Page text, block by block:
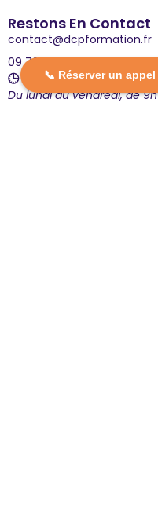
📞 Réserver un
Restons En Contact
contact@dcpformation.fr
09 72 16 12 20
🕒 Nous sommes ouverts
Du lundi au vendredi, de 9h